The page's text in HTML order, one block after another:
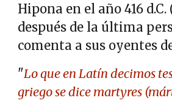
Hipona en el año 416
después de la última
comenta a sus oyentes
"Lo que en Latín decimos
griego se dice martyres